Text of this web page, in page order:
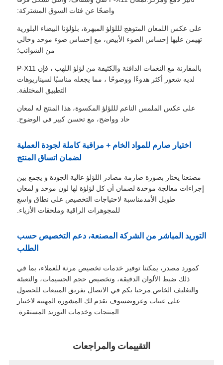
واضحًا عن فئات السوق المشتركة:
على عكس اللمعان المتوهج لللؤلؤ المبهرة، بلؤلؤنا البيضاء البلورية
تهيمن عليها إحساس الضوء الأبيض، مع إحساس ضوء موحد وخالي
من الشوائب؛
بالمقارنة مع النغمات الدافئة والكثيفة من لؤلؤ اللهب ، فإن P-X11
لديه شعور أكثر هدوءًا ووضوحًا ، مما يجعله مناسبًا لسيناريوهات
التطبيق المختلفة.
على عكس الملمس الناعم لللؤلؤ المكسوة، هذا المنتج له لمعان
حاد وواضح، مع تحسن كبير في الوضوح.
اختيار صارم للمواد الخام + مراقبة كاملة لجودة العملية
لضمان اتساق المنتج
مصنعنا يختار بصورة صارمة مصادر اللؤلؤ عالية الجودة و يجمع بين
إجراءات معالجة موحدة لضمان أن كل لؤلؤة لها لون موحد و لمعان
طويل الأمدمناسبة لاحتياجات التخصيص على نطاق واسع
للمجوهرات الراقية وملحقات الأزياء.
التوريد المباشر من الشركة المصنعة، دعم التخصيص حسب
الطلب
كمورد مصدر، يمكننا توفير خدمات تخصيص مرنة للعملاء، بما في
ذلك ضبط الألوان الدقيقة، وتخصيص حجم الجسيمات، والتعبئة
والتغليف الخاص.مرحبا بكم في الاتصال بفريق المبيعات للحصول
على عينات وعروضسوف نقدم لك المشورة المهنية لاختيار
المنتجات وخدمات التوريد المستقرة.
التقييمات والمراجعات